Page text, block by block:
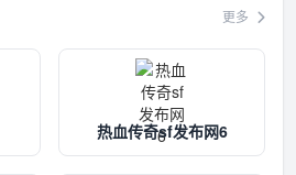
更多
热血传奇sf发布网6